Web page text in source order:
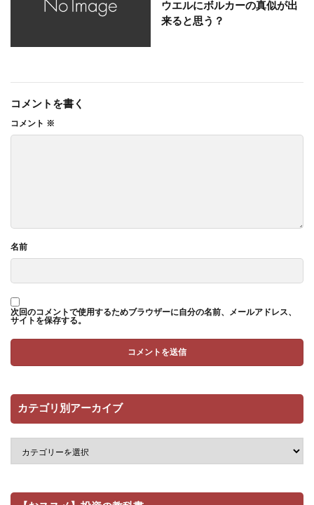
ウエルにボルカーの真似が出
来ると思う？
コメントを書く
コメント ※
名前
次回のコメントで使用するためブラウザーに自分の名前、メールアドレス、
サイトを保存する。
カテゴリ別アーカイブ